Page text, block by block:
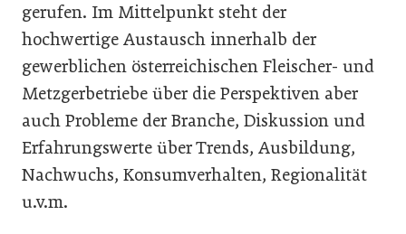
gerufen. Im Mittelpunkt steht der
hochwertige Austausch innerhalb der
gewerblichen österreichischen Fleischer- und
Metzgerbetriebe über die Perspektiven aber
auch Probleme der Branche, Diskussion und
Erfahrungswerte über Trends, Ausbildung,
Nachwuchs, Konsumverhalten, Regionalität
u.v.m.